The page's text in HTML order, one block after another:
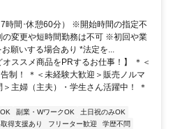
時間･休憩60分） ※開始時間の指定不
変更や短時間勤務は不可 ※初回や業
願いする場合あり *法定を...
ススメ商品をPRするお仕事！】 ＊＜
制！ ＊＜未経験大歓迎＞販売ノルマ
主婦（主夫）・学生さん活躍中！ ＊
副業・WワークOK
土日祝のみOK
得支援あり フリーター歓迎
学歴不問